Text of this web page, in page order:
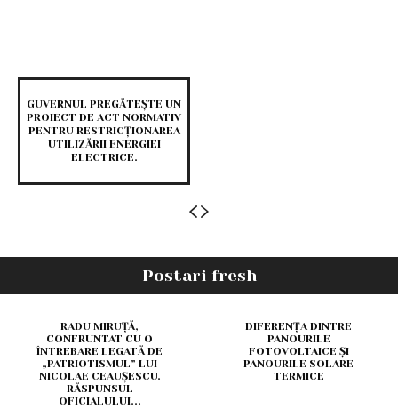
GUVERNUL PREGĂTEȘTE UN
PROIECT DE ACT NORMATIV
PENTRU RESTRICȚIONAREA
UTILIZĂRII ENERGIEI
ELECTRICE.
Postari fresh
RADU MIRUȚĂ,
CONFRUNTAT CU O
ÎNTREBARE LEGATĂ DE
„PATRIOTISMUL” LUI
NICOLAE CEAUȘESCU.
RĂSPUNSUL
OFICIALULUI...
DIFERENȚA DINTRE
PANOURILE
FOTOVOLTAICE ȘI
PANOURILE SOLARE
TERMICE